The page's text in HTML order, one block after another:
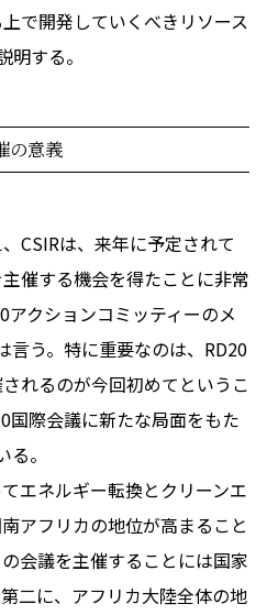
で開発していくべきリソース
する。
の意義
CSIRは、来年に予定されて
催する機会を得たことに非常
アクションコミッティーのメ
言う。特に重要なのは、RD20
れるのが今回初めてというこ
国際会議に新たな局面をもた
。
エネルギー転換とクリーンエ
アフリカの地位が高まること
会議を主催することには国家
二に、アフリカ大陸全体の地